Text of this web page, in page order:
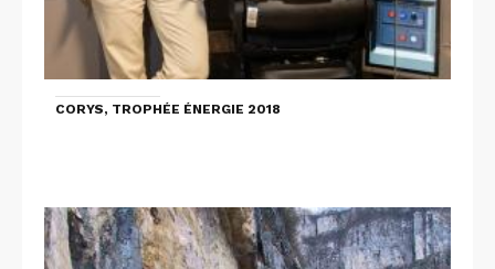
CORYS, TROPHÉE ÉNERGIE 2018